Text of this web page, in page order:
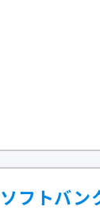
ソフトバン